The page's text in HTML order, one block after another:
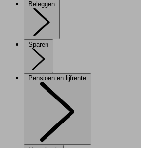
Beleggen
Sparen
Pensioen en lijfrente